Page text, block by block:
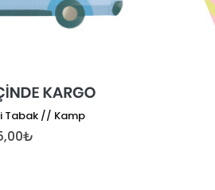
Tabak // Kamp